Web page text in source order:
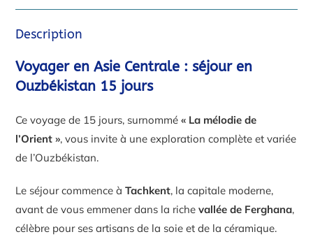
Description
Voyager en Asie Centrale : séjour en
Ouzbékistan 15 jours
Ce voyage de 15 jours, surnommé« La mélodie de
l’Orient », vous invite à une exploration complète et variée
de l’Ouzbékistan.
Le séjour commence àTachkent, la capitale moderne,
avant de vous emmener dans la richevallée de Ferghana,
célèbre pour ses artisans de la soie et de la céramique.